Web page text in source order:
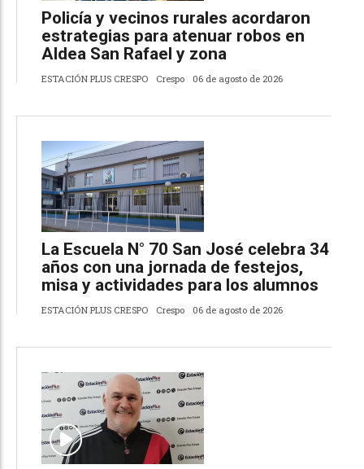
Policía y vecinos rurales acordaron
estrategias para atenuar robos en
Aldea San Rafael y zona
ESTACIÓN PLUS CRESPO Crespo 06 de agosto de 2026
La Escuela N° 70 San José celebra 34
años con una jornada de festejos,
misa y actividades para los alumnos
ESTACIÓN PLUS CRESPO Crespo 06 de agosto de 2026